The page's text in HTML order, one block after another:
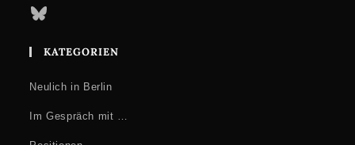
Bluesky
KATEGORIEN
Neulich in Berlin
Im Gespräch mit …